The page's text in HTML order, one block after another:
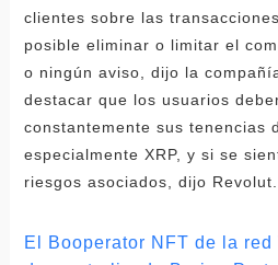
clientes sobre las
posible eliminar o limitar el
o ningún aviso, dijo la
destacar que los usuarios
constantemente sus tenencias
especialmente XRP, y si se
riesgos asociados, dijo
El Booperator NFT de la red